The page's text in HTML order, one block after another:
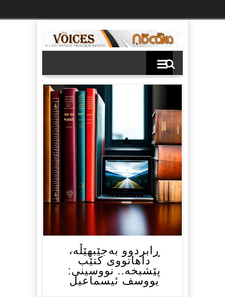
ڕابردوو بەجێبهێڵە،
داهاتووی کتێب
پێشبخە.. نووسینی:
یووسف ئیسماعیل